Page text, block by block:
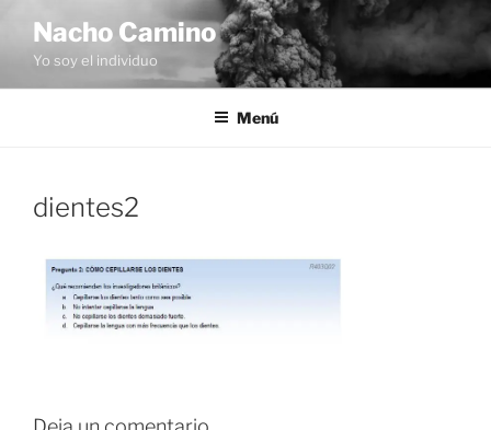
contenido
Nacho Camino
Yo soy el individuo
Menú
dientes2